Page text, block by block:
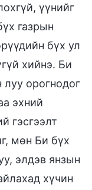
үүнийг
газрын
бүх ул
хийнэ. Би
луу орогнодог
эхний
гэсгээлт
мөн Би бүх
элдэв янзын
хүчин